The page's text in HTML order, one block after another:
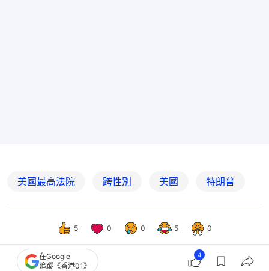
美國最高法院 跨性別 美國 特朗普
5 0 0 5 0
在Google
追蹤《香港01》
4